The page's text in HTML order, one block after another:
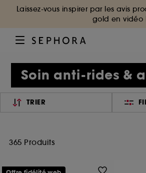
Laissez-vous inspirer par les avis
gold en vidéo
Soin anti-rides &
TRIER
365 Produits